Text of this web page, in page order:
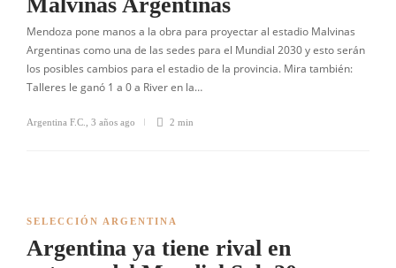
Mendoza pone manos a la obra para proyectar al estadio Malvinas
Argentinas como una de las sedes para el Mundial 2030 y esto serán
los posibles cambios para el estadio de la provincia. Mira también:
Talleres le ganó 1 a 0 a River en la…
Argentina F.C. 3 años ago 2 min
SELECCIÓN ARGENTINA
Argentina ya tiene rival en